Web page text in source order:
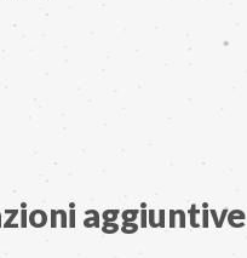
aggiuntive